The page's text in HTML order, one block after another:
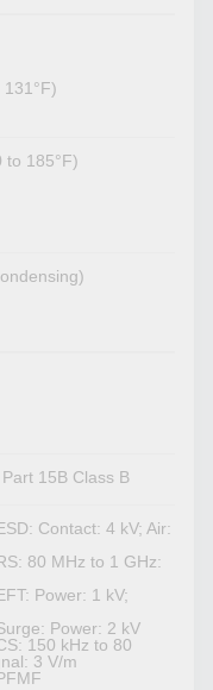
to 185°F)
15B Class B
Contact: 4 kV; Air:
80 MHz to 1 GHz:
Power: 1 kV;
Power: 2 kV
150 kHz to 80
3 V/m